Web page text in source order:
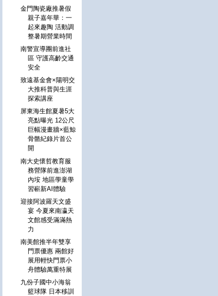
金門陶瓷廠推暑假
親子嘉年華：一
起來趣陶 活動調
整暑期營業時間
南警宣導團前進社
區 守護高齡交通
安全
致遠基金會×陽明交
大推科普與生涯
探索講座
屏東海生館夏暑5大
亮點曝光 12公尺
巨幅漫畫牆×藍鯨
骨骼紀錄片首公
開
南大史懷哲教育服
務營隊前進澎湖
內垵 地區學童學
習嶄新AI體驗
迎接阿波羅天文盛
宴 今夏來南瀛天
文館感受滿滿熱
力
南美館推半年雙享
門票優惠 兩館好
展用輕快門票小
舟體驗萬重特展
九份子國中小海翁
籃球隊 日本移訓